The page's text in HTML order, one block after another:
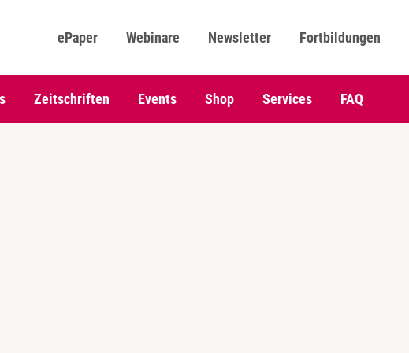
ePaper Webinare Newsletter Fortbildungen
Zeitschriften Events Shop Services FAQ